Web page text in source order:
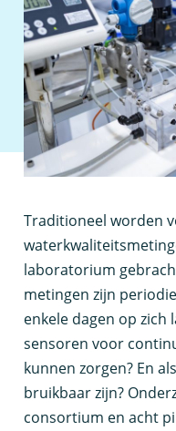
Traditioneel worden
laboratorium
metingen zijn
enkele dagen op zich
sensoren voor
kunnen zorgen? En als
bruikbaar zijn?
consortium en acht